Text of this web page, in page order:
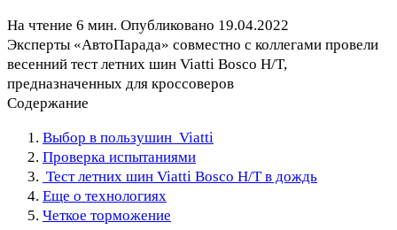
На чтение 6 мин. Опубликовано 19.04.2022
Эксперты «АвтоПарада» совместно с коллегами провели
весенний тест летних шин Viatti Bosco H/T,
предназначенных для кроссоверов
Содержание
Выбор в пользушин Viatti
Проверка испытаниями
Тест летних шин Viatti Bosco H/T в дождь
Еще о технологиях
Четкое торможение